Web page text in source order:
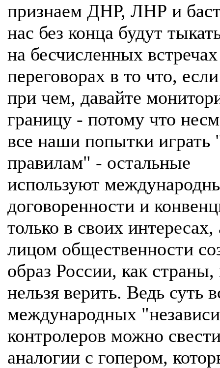
признаем ДНР, ЛНР и
нас без конца будут
на бесчисленных
переговорах в то что,
при чем, давайте
границу - потому что
все наши попытки играть
правилам" - остальные
используют
договоренности и
только в своих интересах,
лицом общественности
образ России, как страны,
нельзя верить. Ведь суть
международных
контролеров можно
аналогии с гопером,